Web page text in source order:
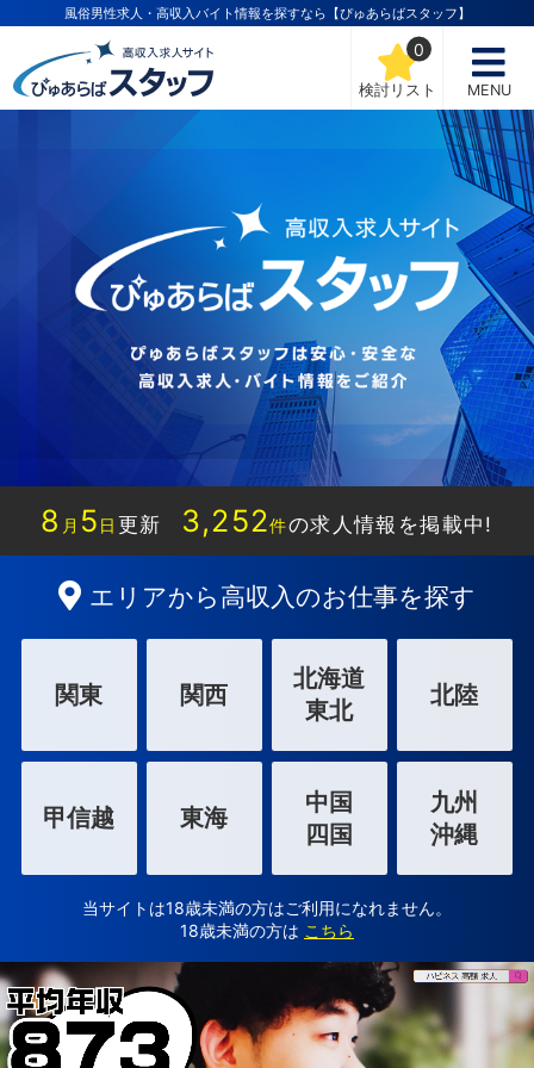
風俗男性求人・高収入バイト情報を探すなら【ぴゅあらばスタッフ】
検討リスト
0
MENU
8 月 5 日 更新 3,252件の求人情報を掲載中!
エリアから高収入のお仕事を探す
関東 関西
北海道
東北
北陸
甲信越 東海
中国
四国
九州
沖縄
当サイトは18歳未満の方はご利用になれません。
18歳未満の方は こちら